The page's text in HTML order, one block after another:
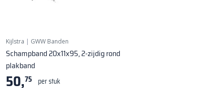
Kijlstra | GWW Banden
Schampband 20x11x95, 2-zijdig rond
plakband
50,75 per stuk